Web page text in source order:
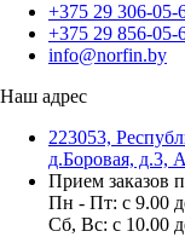
+375 29 306-05-
+375 29 856-05-
info@norfin.by
Наш адрес
223053,
д.Боровая, д.3,
Прием заказов
Пн - Пт: c 9.00
Сб, Вс: c 10.00